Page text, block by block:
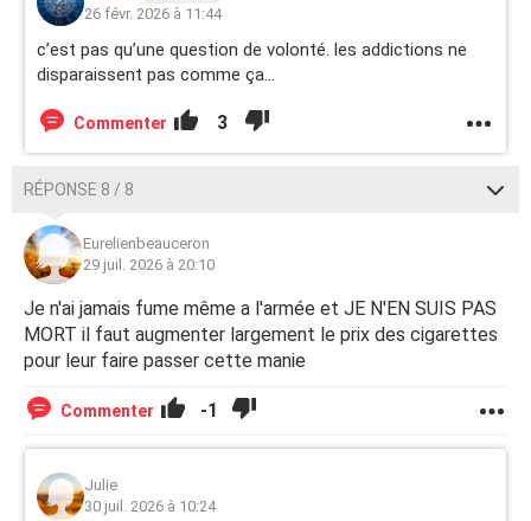
26 févr. 2026 à 11:44
c’est pas qu’une question de volonté. les addictions ne
disparaissent pas comme ça…
Commenter 3
RÉPONSE 8 / 8
Eurelienbeauceron
29 juil. 2026 à 20:10
Je n'ai jamais fume même a l'armée et JE N'EN SUIS PAS
MORT il faut augmenter largement le prix des cigarettes
pour leur faire passer cette manie
Commenter -1
Julie
30 juil. 2026 à 10:24